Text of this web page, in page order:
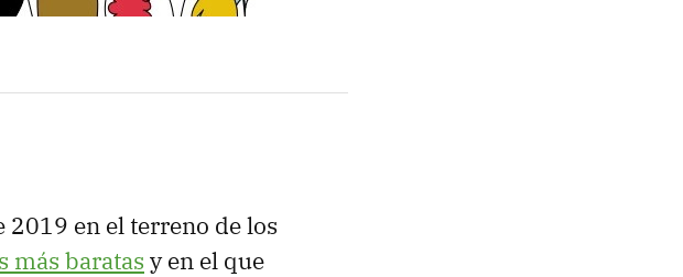
en el terreno de los
más baratas y en el que